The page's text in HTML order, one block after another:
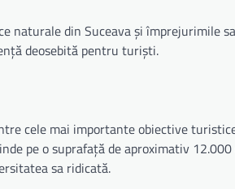
naturale din Suceava și împrejurimile
deosebită pentru turiști.
cele mai importante obiective
pe o suprafață de aproximativ
sa ridicată.